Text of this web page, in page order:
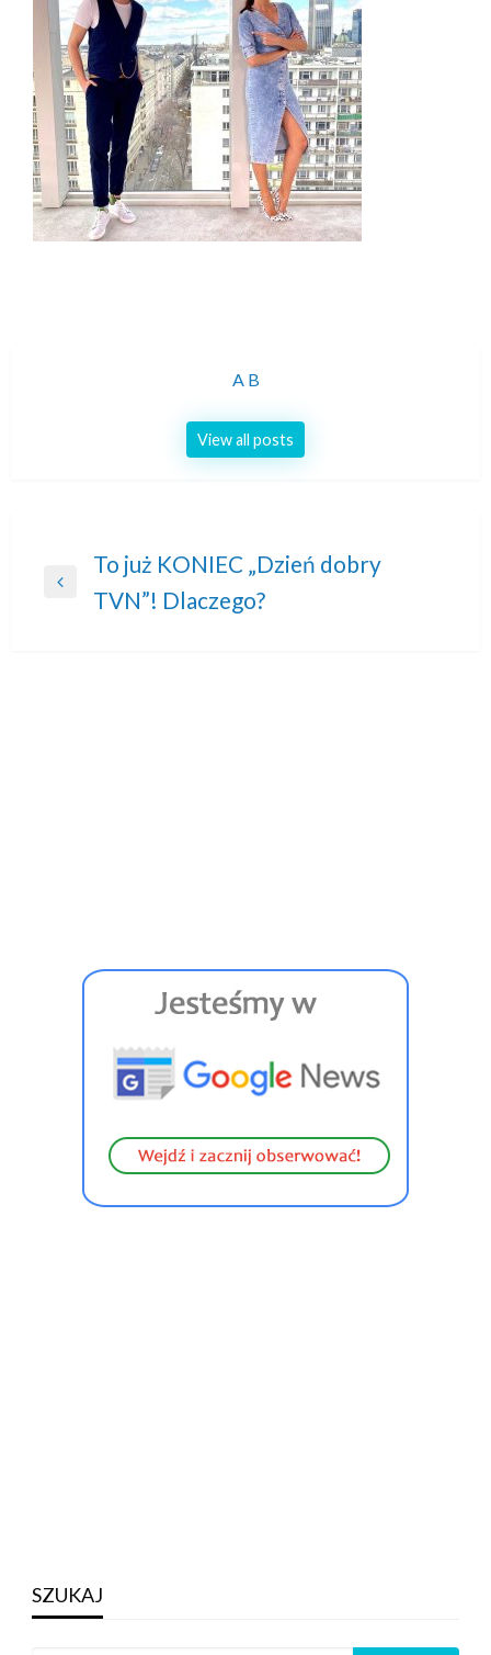
A B
View all posts
Nawigacja
wpisu
Previous
To już KONIEC „Dzień dobry
TVN”! Dlaczego?
SZUKAJ